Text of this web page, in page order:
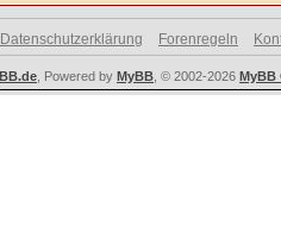
Datenschutzerklärung Forenregeln
, Powered by MyBB , © 2002-2026 MyBB